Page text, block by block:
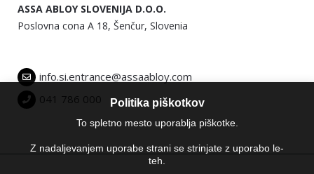
Politika piškotkov
To spletno mesto uporablja piškotke.
Z nadaljevanjem uporabe strani se strinjate z uporabo le-
teh.
ASSA ABLOY SLOVENIJA D.O.O.
Poslovna cona A 18, Šenčur, Slovenia
info.si.entrance@assaabloy.com
041 786 000